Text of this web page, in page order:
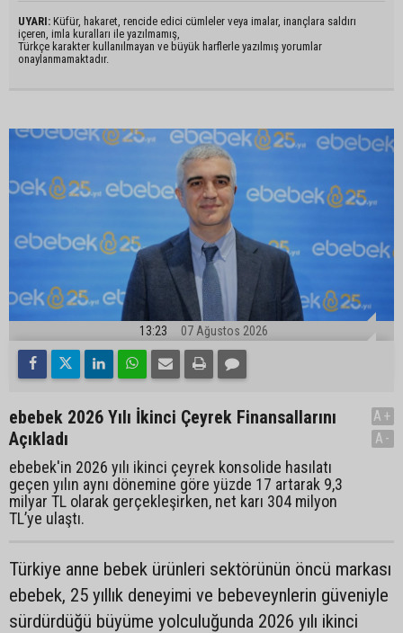
UYARI: Küfür, hakaret, rencide edici cümleler veya imalar, inançlara saldırı
içeren, imla kuralları ile yazılmamış,
Türkçe karakter kullanılmayan ve büyük harflerle yazılmış yorumlar
onaylanmamaktadır.
13:23 07 Ağustos 2026
ebebek 2026 Yılı İkinci Çeyrek Finansallarını
Açıkladı
ebebek'in 2026 yılı ikinci çeyrek konsolide hasılatı
geçen yılın aynı dönemine göre yüzde 17 artarak 9,3
milyar TL olarak gerçekleşirken, net karı 304 milyon
TL’ye ulaştı.
A+
A-
Türkiye anne bebek ürünleri sektörünün öncü markası
ebebek, 25 yıllık deneyimi ve bebeveynlerin güveniyle
sürdürdüğü büyüme yolculuğunda 2026 yılı ikinci